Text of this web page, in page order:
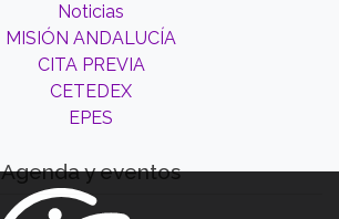
Noticias
MISIÓN ANDALUCÍA
CITA PREVIA
CETEDEX
EPES
Agenda y eventos